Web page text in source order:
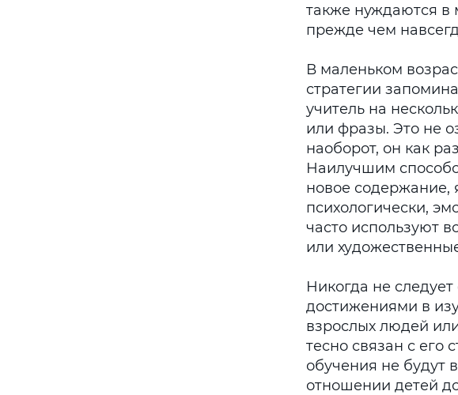
также нуждаются в
прежде чем
В маленьком
стратегии
учитель на
или фразы. Это не
наоборот, он как
Наилучшим
новое содержание,
психологически,
часто используют
или
Никогда не
достижениями в
взрослых людей
тесно связан с его
обучения не будут
отношении детей